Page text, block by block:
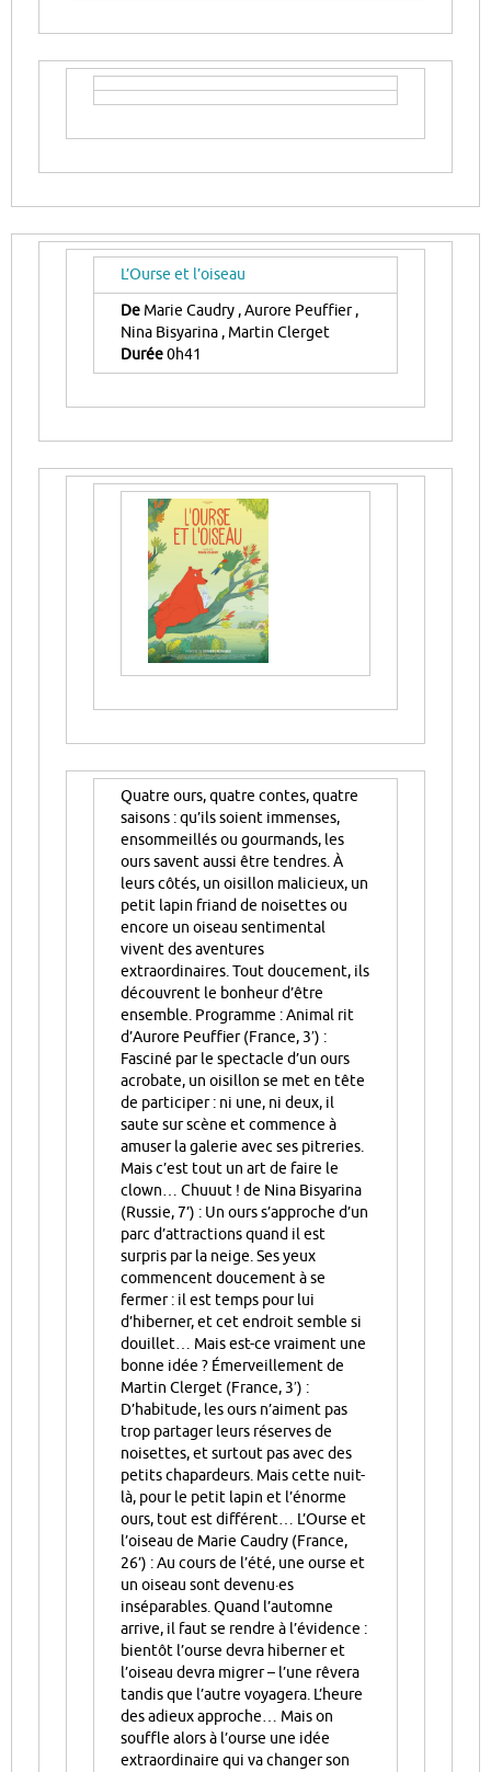
L’Ourse et l’oiseau
De Marie Caudry , Aurore Peuffier ,
Nina Bisyarina , Martin Clerget
Durée0h41
Quatre ours, quatre contes, quatre
saisons : qu’ils soient immenses,
ensommeillés ou gourmands, les
ours savent aussi être tendres. À
leurs côtés, un oisillon malicieux, un
petit lapin friand de noisettes ou
encore un oiseau sentimental
vivent des aventures
extraordinaires. Tout doucement, ils
découvrent le bonheur d’être
ensemble. Programme : Animal rit
d’Aurore Peuffier (France, 3′) :
Fasciné par le spectacle d’un ours
acrobate, un oisillon se met en tête
de participer : ni une, ni deux, il
saute sur scène et commence à
amuser la galerie avec ses pitreries.
Mais c’est tout un art de faire le
clown… Chuuut ! de Nina Bisyarina
(Russie, 7’) : Un ours s’approche d’un
parc d’attractions quand il est
surpris par la neige. Ses yeux
commencent doucement à se
fermer : il est temps pour lui
d’hiberner, et cet endroit semble si
douillet… Mais est-ce vraiment une
bonne idée ? Émerveillement de
Martin Clerget (France, 3′) :
D’habitude, les ours n’aiment pas
trop partager leurs réserves de
noisettes, et surtout pas avec des
petits chapardeurs. Mais cette nuit-
là, pour le petit lapin et l’énorme
ours, tout est différent… L’Ourse et
l’oiseau de Marie Caudry (France,
26’) : Au cours de l’été, une ourse et
un oiseau sont devenu·es
inséparables. Quand l’automne
arrive, il faut se rendre à l’évidence :
bientôt l’ourse devra hiberner et
l’oiseau devra migrer – l’une rêvera
tandis que l’autre voyagera. L’heure
des adieux approche… Mais on
souffle alors à l’ourse une idée
extraordinaire qui va changer son